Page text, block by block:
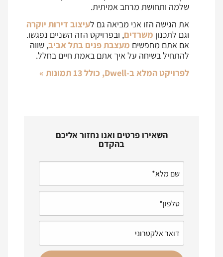
שלמה ותחושת מרחב אמיתית.
את הגישה הזו אני מביאה גם לעיצוב דירות יוקרה
וגם לתכנון משרדים, ובפרויקט הזה השניים נפגשו.
אם אתם מחפשים מעצבת פנים בתל אביב, שווה
להתחיל בשיחה על איך אתם באמת חיים בחלל.
לפרויקט המלא ב-Dwell, כולל 13 תמונות »
השאירו פרטים ואנו נחזור אליכם
בהקדם